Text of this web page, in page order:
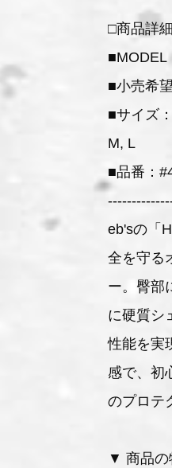
□商品詳細
■MODEL
■小売希
■サイズ
M, L
■品番：
eb'sの「
全を守る
ー。臀部
に硬質シ
性能を実
感で、初
のプロテ
▼ 商品の